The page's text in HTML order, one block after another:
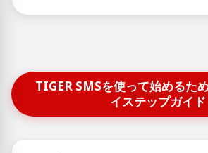
TIGER SMSを使って始めるた
イステップガイド